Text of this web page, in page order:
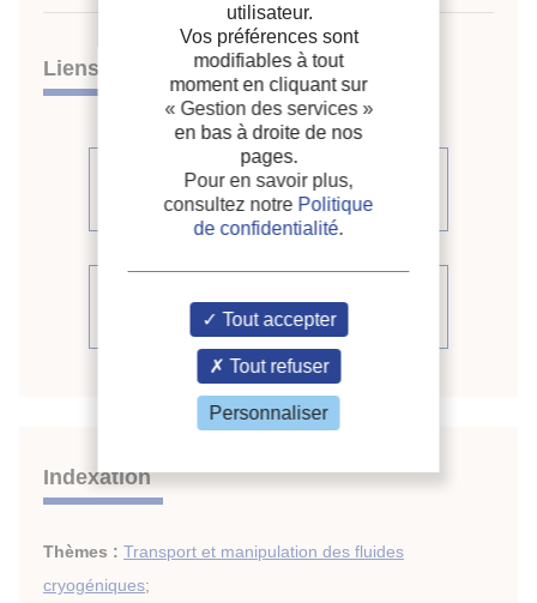
Liens
Voir d'autres communications du
même compte rendu (39)
conférence
Indexation
Thèmes : Transport et manipulation des fluides
cryogéniques;
utilisateur.
Vos préférences sont
modifiables à tout
moment en cliquant sur
« Gestion des services »
en bas à droite de nos
pages.
Pour en savoir plus,
consultez notre Politique
de confidentialité.
Tout accepter
Tout refuser
Personnaliser